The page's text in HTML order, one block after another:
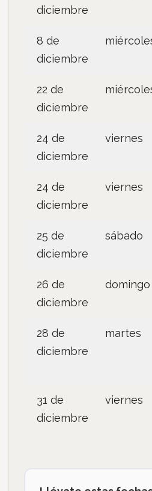
diciembre
8 de
diciembre
22 de
diciembre
24 de
diciembre
viernes
24 de
diciembre
viernes
25 de
diciembre
sábado
26 de
diciembre
domingo
28 de
diciembre
martes
31 de
diciembre
viernes